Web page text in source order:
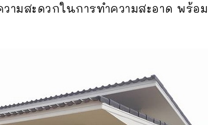
ามสะดวกในการทำความสะอาด พร้